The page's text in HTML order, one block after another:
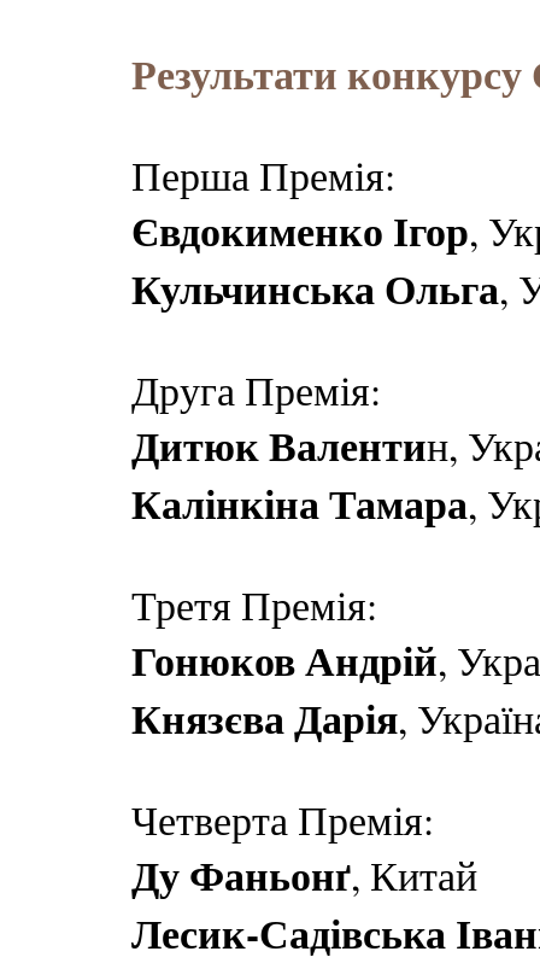
Результати конкурсу
Перша Премія:
Євдокименко Ігор,
Кульчинська Ольга,
Друга Премія:
Дитюк Валентин,
Калінкіна Тамара,
Третя Премія:
Гонюков Андрій,
Князєва Дарія,
Четверта Премія:
Ду Фаньонґ, Китай
Лесик-Садівська